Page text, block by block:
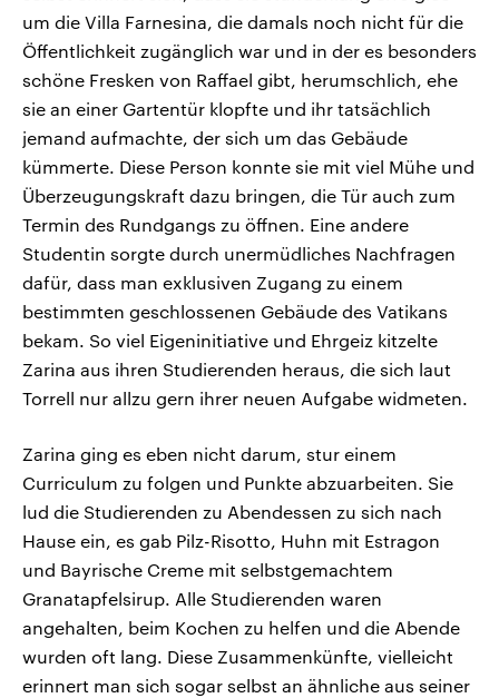
um die Villa Farnesina, die damals noch nicht für die
Öffentlichkeit zugänglich war und in der es besonders
schöne Fresken von Raffael gibt, herumschlich, ehe
sie an einer Gartentür klopfte und ihr tatsächlich
jemand aufmachte, der sich um das Gebäude
kümmerte. Diese Person konnte sie mit viel Mühe und
Überzeugungskraft dazu bringen, die Tür auch zum
Termin des Rundgangs zu öffnen. Eine andere
Studentin sorgte durch unermüdliches Nachfragen
dafür, dass man exklusiven Zugang zu einem
bestimmten geschlossenen Gebäude des Vatikans
bekam. So viel Eigeninitiative und Ehrgeiz kitzelte
Zarina aus ihren Studierenden heraus, die sich laut
Torrell nur allzu gern ihrer neuen Aufgabe widmeten.
Zarina ging es eben nicht darum, stur einem
Curriculum zu folgen und Punkte abzuarbeiten. Sie
lud die Studierenden zu Abendessen zu sich nach
Hause ein, es gab Pilz-Risotto, Huhn mit Estragon
und Bayrische Creme mit selbstgemachtem
Granatapfelsirup. Alle Studierenden waren
angehalten, beim Kochen zu helfen und die Abende
wurden oft lang. Diese Zusammenkünfte, vielleicht
erinnert man sich sogar selbst an ähnliche aus seiner